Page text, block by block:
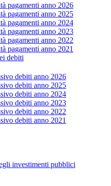
pagamenti anno 2026
pagamenti anno 2025
pagamenti anno 2024
pagamenti anno 2023
pagamenti anno 2022
pagamenti anno 2021
debiti
debiti anno 2026
debiti anno 2025
debiti anno 2024
debiti anno 2023
debiti anno 2022
debiti anno 2021
investimenti pubblici